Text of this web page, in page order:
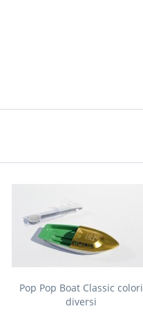
Pop Pop Boat Classic colori
diversi